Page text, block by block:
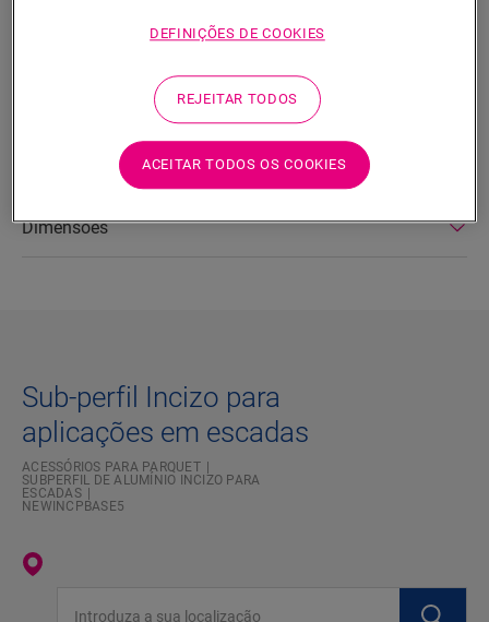
Este subperfil de alumínio permite-lhe terminar escadas e
degraus com o mesmo design que o seu pavimento de
madeira. Destina-se a ser combinado com o perfil Incizo.
Dimensões
Sub-perfil Incizo para
aplicações em escadas
ACESSÓRIOS PARA PARQUET
SUBPERFIL DE ALUMÍNIO INCIZO PARA
ESCADAS
NEWINCPBASE5
DEFINIÇÕES DE COOKIES
REJEITAR TODOS
ACEITAR TODOS OS COOKIES